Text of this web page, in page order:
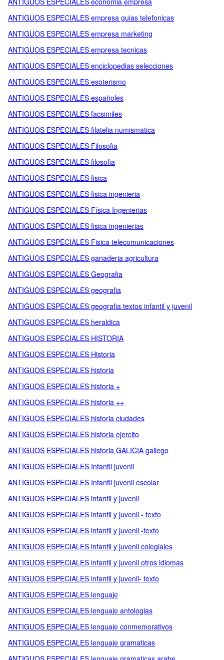
ANTIGUOS ESPECIALES empresa guias telefonicas
ANTIGUOS ESPECIALES empresa marketing
ANTIGUOS ESPECIALES empresa tecnicas
ANTIGUOS ESPECIALES enciclopedias selecciones
ANTIGUOS ESPECIALES esoterismo
ANTIGUOS ESPECIALES españoles
ANTIGUOS ESPECIALES facsimiles
ANTIGUOS ESPECIALES filatelia numismatica
ANTIGUOS ESPECIALES Filosofia
ANTIGUOS ESPECIALES filosofia
ANTIGUOS ESPECIALES fisica
ANTIGUOS ESPECIALES fisica ingenieria
ANTIGUOS ESPECIALES Física Ingenierias
ANTIGUOS ESPECIALES fisica ingenierias
ANTIGUOS ESPECIALES Fisica telecomunicaciones
ANTIGUOS ESPECIALES ganaderia agricultura
ANTIGUOS ESPECIALES Geografia
ANTIGUOS ESPECIALES geografia
ANTIGUOS ESPECIALES geografia textos infantil y juvenil
ANTIGUOS ESPECIALES heraldica
ANTIGUOS ESPECIALES HISTORIA
ANTIGUOS ESPECIALES Historia
ANTIGUOS ESPECIALES historia
ANTIGUOS ESPECIALES historia +
ANTIGUOS ESPECIALES historia ++
ANTIGUOS ESPECIALES historia ciudades
ANTIGUOS ESPECIALES historia ejercito
ANTIGUOS ESPECIALES historia GALICIA gallego
ANTIGUOS ESPECIALES Infantil juvenil
ANTIGUOS ESPECIALES Infantil juvenil escolar
ANTIGUOS ESPECIALES infantil y juvenil
ANTIGUOS ESPECIALES infantil y juvenil - texto
ANTIGUOS ESPECIALES infantil y juvenil -texto
ANTIGUOS ESPECIALES infantil y juvenil colegiales
ANTIGUOS ESPECIALES infantil y juvenil otros idiomas
ANTIGUOS ESPECIALES infantil y juvenil- texto
ANTIGUOS ESPECIALES lenguaje
ANTIGUOS ESPECIALES lenguaje antologias
ANTIGUOS ESPECIALES lenguaje conmemorativos
ANTIGUOS ESPECIALES lenguaje gramaticas